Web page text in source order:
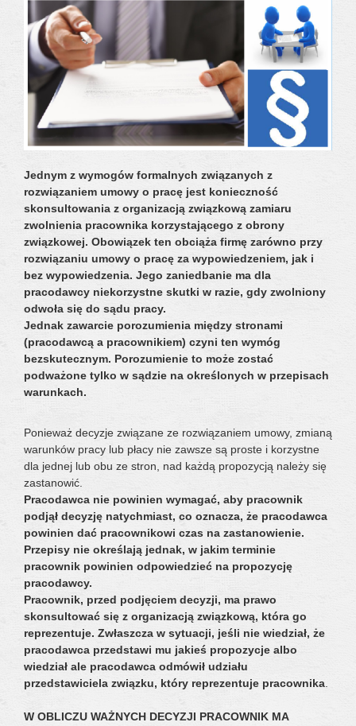
Jednym z wymogów formalnych związanych z
rozwiązaniem umowy o pracę jest konieczność
skonsultowania z organizacją związkową zamiaru
zwolnienia pracownika korzystającego z obrony
związkowej. Obowiązek ten obciąża firmę zarówno przy
rozwiązaniu umowy o pracę za wypowiedzeniem, jak i
bez wypowiedzenia. Jego zaniedbanie ma dla
pracodawcy niekorzystne skutki w razie, gdy zwolniony
odwoła się do sądu pracy.
Jednak zawarcie porozumienia między stronami
(pracodawcą a pracownikiem) czyni ten wymóg
bezskutecznym. Porozumienie to może zostać
podważone tylko w sądzie na określonych w przepisach
warunkach.
Ponieważ decyzje związane ze rozwiązaniem umowy, zmianą
warunków pracy lub płacy nie zawsze są proste i korzystne
dla jednej lub obu ze stron, nad każdą propozycją należy się
zastanowić.
Pracodawca nie powinien wymagać, aby pracownik
podjął decyzję natychmiast, co oznacza, że pracodawca
powinien dać pracownikowi czas na zastanowienie.
Przepisy nie określają jednak, w jakim terminie
pracownik powinien odpowiedzieć na propozycję
pracodawcy.
Pracownik, przed podjęciem decyzji, ma prawo
skonsultować się z organizacją związkową, która go
reprezentuje. Zwłaszcza w sytuacji, jeśli nie wiedział, że
pracodawca przedstawi mu jakieś propozycje albo
wiedział ale pracodawca odmówił udziału
przedstawiciela związku, który reprezentuje pracownika
W OBLICZU WAŻNYCH DECYZJI PRACOWNIK MA